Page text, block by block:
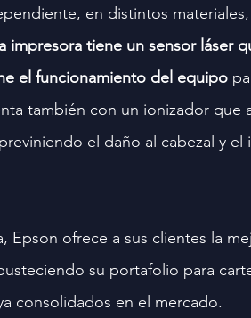
en distintos
impresora tiene un sensor láser
el funcionamiento del equipo
también con un ionizador que
el daño al cabezal y
Epson ofrece a sus clientes la
su portafolio para
consolidados en el mercado.